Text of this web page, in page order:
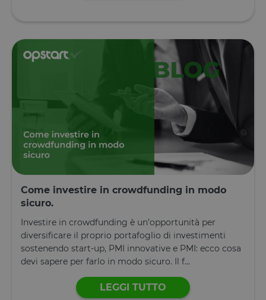
Come investire in crowdfunding in modo
sicuro.
Investire in crowdfunding è un’opportunità per
diversificare il proprio portafoglio di investimenti
sostenendo start-up, PMI innovative e PMI: ecco cosa
devi sapere per farlo in modo sicuro. Il f...
LEGGI TUTTO